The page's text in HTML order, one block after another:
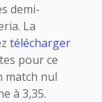
demi-
La
télécharger
pour ce
match nul
à 3,35.